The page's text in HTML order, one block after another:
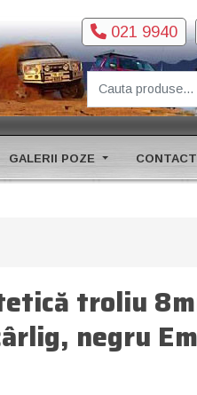
021 9940
GALERII POZE
CONTACT
troliu
negru